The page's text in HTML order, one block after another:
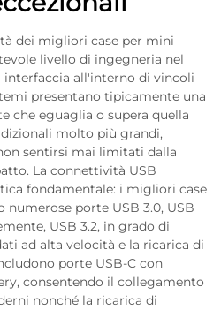
dei migliori case per mini
livello di ingegneria nel
interfaccia all'interno di vincoli
presentano tipicamente una
che eguaglia o supera quella
molto più grandi,
sentirsi mai limitati dalla
La connettività USB
fondamentale: i migliori case
porte USB 3.0, USB
USB 3.2, in grado di
ad alta velocità e la ricarica di
porte USB-C con
consentendo il collegamento
nonché la ricarica di